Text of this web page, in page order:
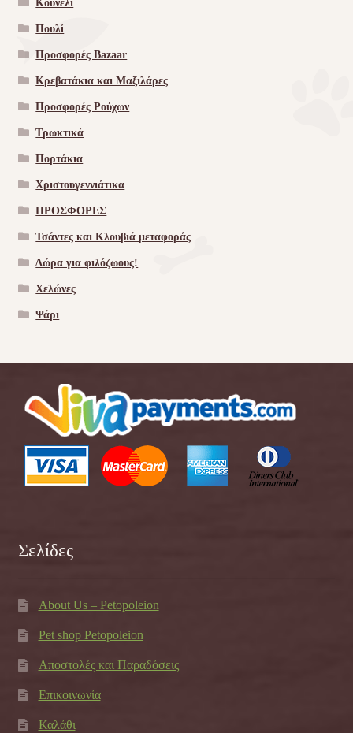
Κουνέλι
Πουλί
Προσφορές Bazaar
Κρεβατάκια και Μαξιλάρες
Προσφορές Ρούχων
Τρωκτικά
Πορτάκια
Χριστουγεννιάτικα
ΠΡΟΣΦΟΡΕΣ
Τσάντες και Κλουβιά μεταφοράς
Δώρα για φιλόζωους!
Χελώνες
Ψάρι
Σελίδες
About Us – Petopoleion
Pet shop Petopoleion
Αποστολές και Παραδόσεις
Επικοινωνία
Καλάθι